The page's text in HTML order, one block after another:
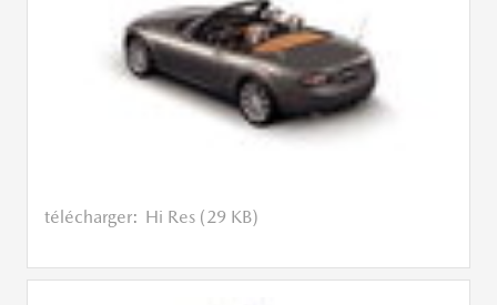
télécharger: Hi Res (29 KB)